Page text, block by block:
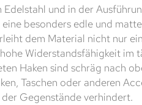
und in der
besonders edle und
dem Material nicht nur
Widerstandsfähigkeit im
Haken sind schräg nach
Taschen oder anderen
Gegenstände verhindert.